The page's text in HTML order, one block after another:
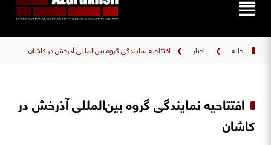
خانه ❯ اخبار ❯ افتتاحیه نمایندگی گروه بین‌المللی آذرخش در کاشان
افتتاحیه نمایندگی گروه بین‌المللی آذرخش در
کاشان